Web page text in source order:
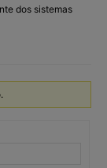
dos sistemas